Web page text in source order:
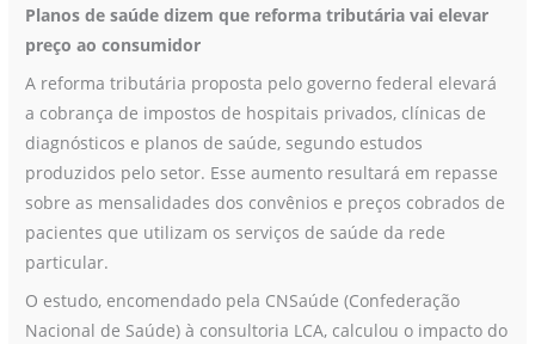
Planos de saúde dizem que reforma tributária vai elevar
preço ao consumidor
A reforma tributária proposta pelo governo federal elevará
a cobrança de impostos de hospitais privados, clínicas de
diagnósticos e planos de saúde, segundo estudos
produzidos pelo setor. Esse aumento resultará em repasse
sobre as mensalidades dos convênios e preços cobrados de
pacientes que utilizam os serviços de saúde da rede
particular.
O estudo, encomendado pela CNSaúde (Confederação
Nacional de Saúde) à consultoria LCA, calculou o impacto do